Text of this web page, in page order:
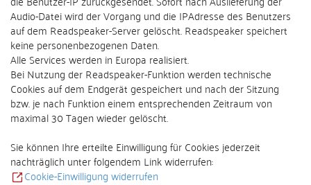
Audio-Datei wird der Vorgang und die IPAdresse des Benutzers
auf dem Readspeaker-Server gelöscht. Readspeaker speichert
keine personenbezogenen Daten.
Alle Services werden in Europa realisiert.
Bei Nutzung der Readspeaker-Funktion werden technische
Cookies auf dem Endgerät gespeichert und nach der Sitzung
bzw. je nach Funktion einem entsprechenden Zeitraum von
maximal 30 Tagen wieder gelöscht.
Sie können Ihre erteilte Einwilligung für Cookies jederzeit
nachträglich unter folgendem Link widerrufen:
Cookie-Einwilligung widerrufen